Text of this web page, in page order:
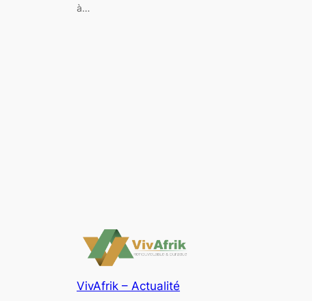
à…
VivAfrik – Actualité